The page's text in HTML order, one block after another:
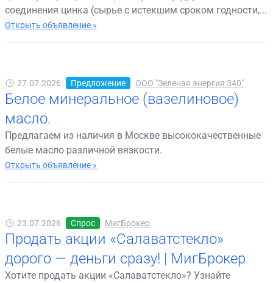
соединения цинка (сырье с истекшим сроком годности,...
Открыть объявление »
27.07.2026 Предложение ООО "Зеленая энергия 340"
Белое минеральное (вазелиновое)
масло.
Предлагаем из наличия в Москве высококачественные
белые масло различной вязкости.
Открыть объявление »
23.07.2026 Спрос МигБрокер
Продать акции «Салаватстекло»
дорого — деньги сразу! | МигБрокер
Хотите продать акции «Салаватстекло»? Узнайте